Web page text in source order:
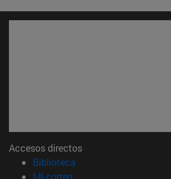
Accesos directos
Biblioteca
Mi correo(abre en nueva ventana)